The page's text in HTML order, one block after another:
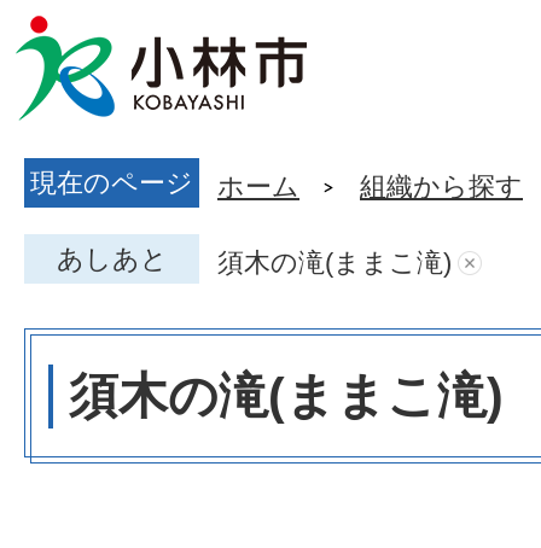
現在のページ ホーム 組織から探す
あしあと 須木の滝(ままこ滝)
須木の滝(ままこ滝)